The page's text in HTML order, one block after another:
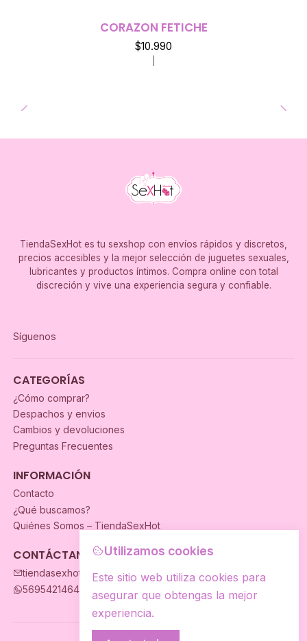
CORAZON FETICHE
$10.990
TiendaSexHot es tu sexshop con envíos rápidos y discretos,
precios accesibles y la mejor selección de juguetes sexuales,
lubricantes y productos íntimos. Compra online con total
discreción y vive una experiencia segura y confiable.
Síguenos
CATEGORÍAS
¿Cómo comprar?
Despachos y envios
Cambios y devoluciones
Preguntas Frecuentes
INFORMACIÓN
Contacto
¿Qué buscamos?
Quiénes Somos – TiendaSexHot
CONTÁCTANOS
tiendasexhot@gmail.com
56954214649
Utilizamos cookies
Este sitio web utiliza cookies para
asegurar que obtengas la mejor
experiencia.